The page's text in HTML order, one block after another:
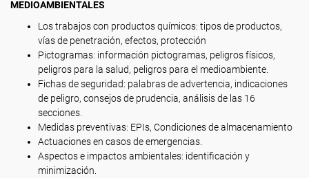
MEDIOAMBIENTALES
Los trabajos con productos químicos: tipos de productos,
vías de penetración, efectos, protección
Pictogramas: información pictogramas, peligros físicos,
peligros para la salud, peligros para el medioambiente.
Fichas de seguridad: palabras de advertencia, indicaciones
de peligro, consejos de prudencia, análisis de las 16
secciones.
Medidas preventivas: EPIs, Condiciones de almacenamiento
Actuaciones en casos de emergencias.
Aspectos e impactos ambientales: identificación y
minimización.